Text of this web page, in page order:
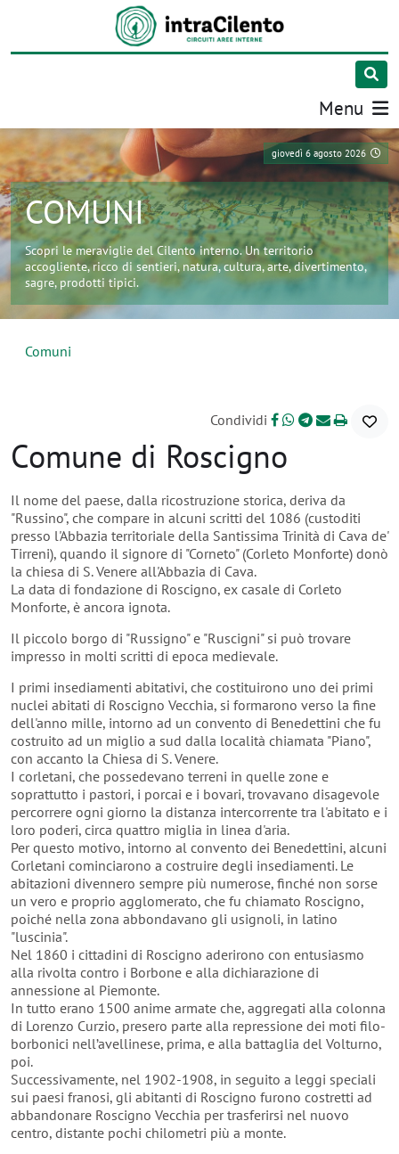
Menu
giovedì 6 agosto 2026
COMUNI
Scopri le meraviglie del Cilento interno. Un territorio
accogliente, ricco di sentieri, natura, cultura, arte, divertimento,
sagre, prodotti tipici.
Comuni
Condividi
Comune di Roscigno
Il nome del paese, dalla ricostruzione storica, deriva da
"Russino", che compare in alcuni scritti del 1086 (custoditi
presso l'Abbazia territoriale della Santissima Trinità di Cava de'
Tirreni), quando il signore di "Corneto" (Corleto Monforte) donò
la chiesa di S. Venere all'Abbazia di Cava.
La data di fondazione di Roscigno, ex casale di Corleto
Monforte, è ancora ignota.
Il piccolo borgo di "Russigno" e "Ruscigni" si può trovare
impresso in molti scritti di epoca medievale.
I primi insediamenti abitativi, che costituirono uno dei primi
nuclei abitati di Roscigno Vecchia, si formarono verso la fine
dell'anno mille, intorno ad un convento di Benedettini che fu
costruito ad un miglio a sud dalla località chiamata "Piano",
con accanto la Chiesa di S. Venere.
I corletani, che possedevano terreni in quelle zone e
soprattutto i pastori, i porcai e i bovari, trovavano disagevole
percorrere ogni giorno la distanza intercorrente tra l'abitato e i
loro poderi, circa quattro miglia in linea d'aria.
Per questo motivo, intorno al convento dei Benedettini, alcuni
Corletani cominciarono a costruire degli insediamenti. Le
abitazioni divennero sempre più numerose, finché non sorse
un vero e proprio agglomerato, che fu chiamato Roscigno,
poiché nella zona abbondavano gli usignoli, in latino
"luscinia".
Nel 1860 i cittadini di Roscigno aderirono con entusiasmo
alla rivolta contro i Borbone e alla dichiarazione di
annessione al Piemonte.
In tutto erano 1500 anime armate che, aggregati alla colonna
di Lorenzo Curzio, presero parte alla repressione dei moti filo-
borbonici nell’avellinese, prima, e alla battaglia del Volturno,
poi.
Successivamente, nel 1902-1908, in seguito a leggi speciali
sui paesi franosi, gli abitanti di Roscigno furono costretti ad
abbandonare Roscigno Vecchia per trasferirsi nel nuovo
centro, distante pochi chilometri più a monte.